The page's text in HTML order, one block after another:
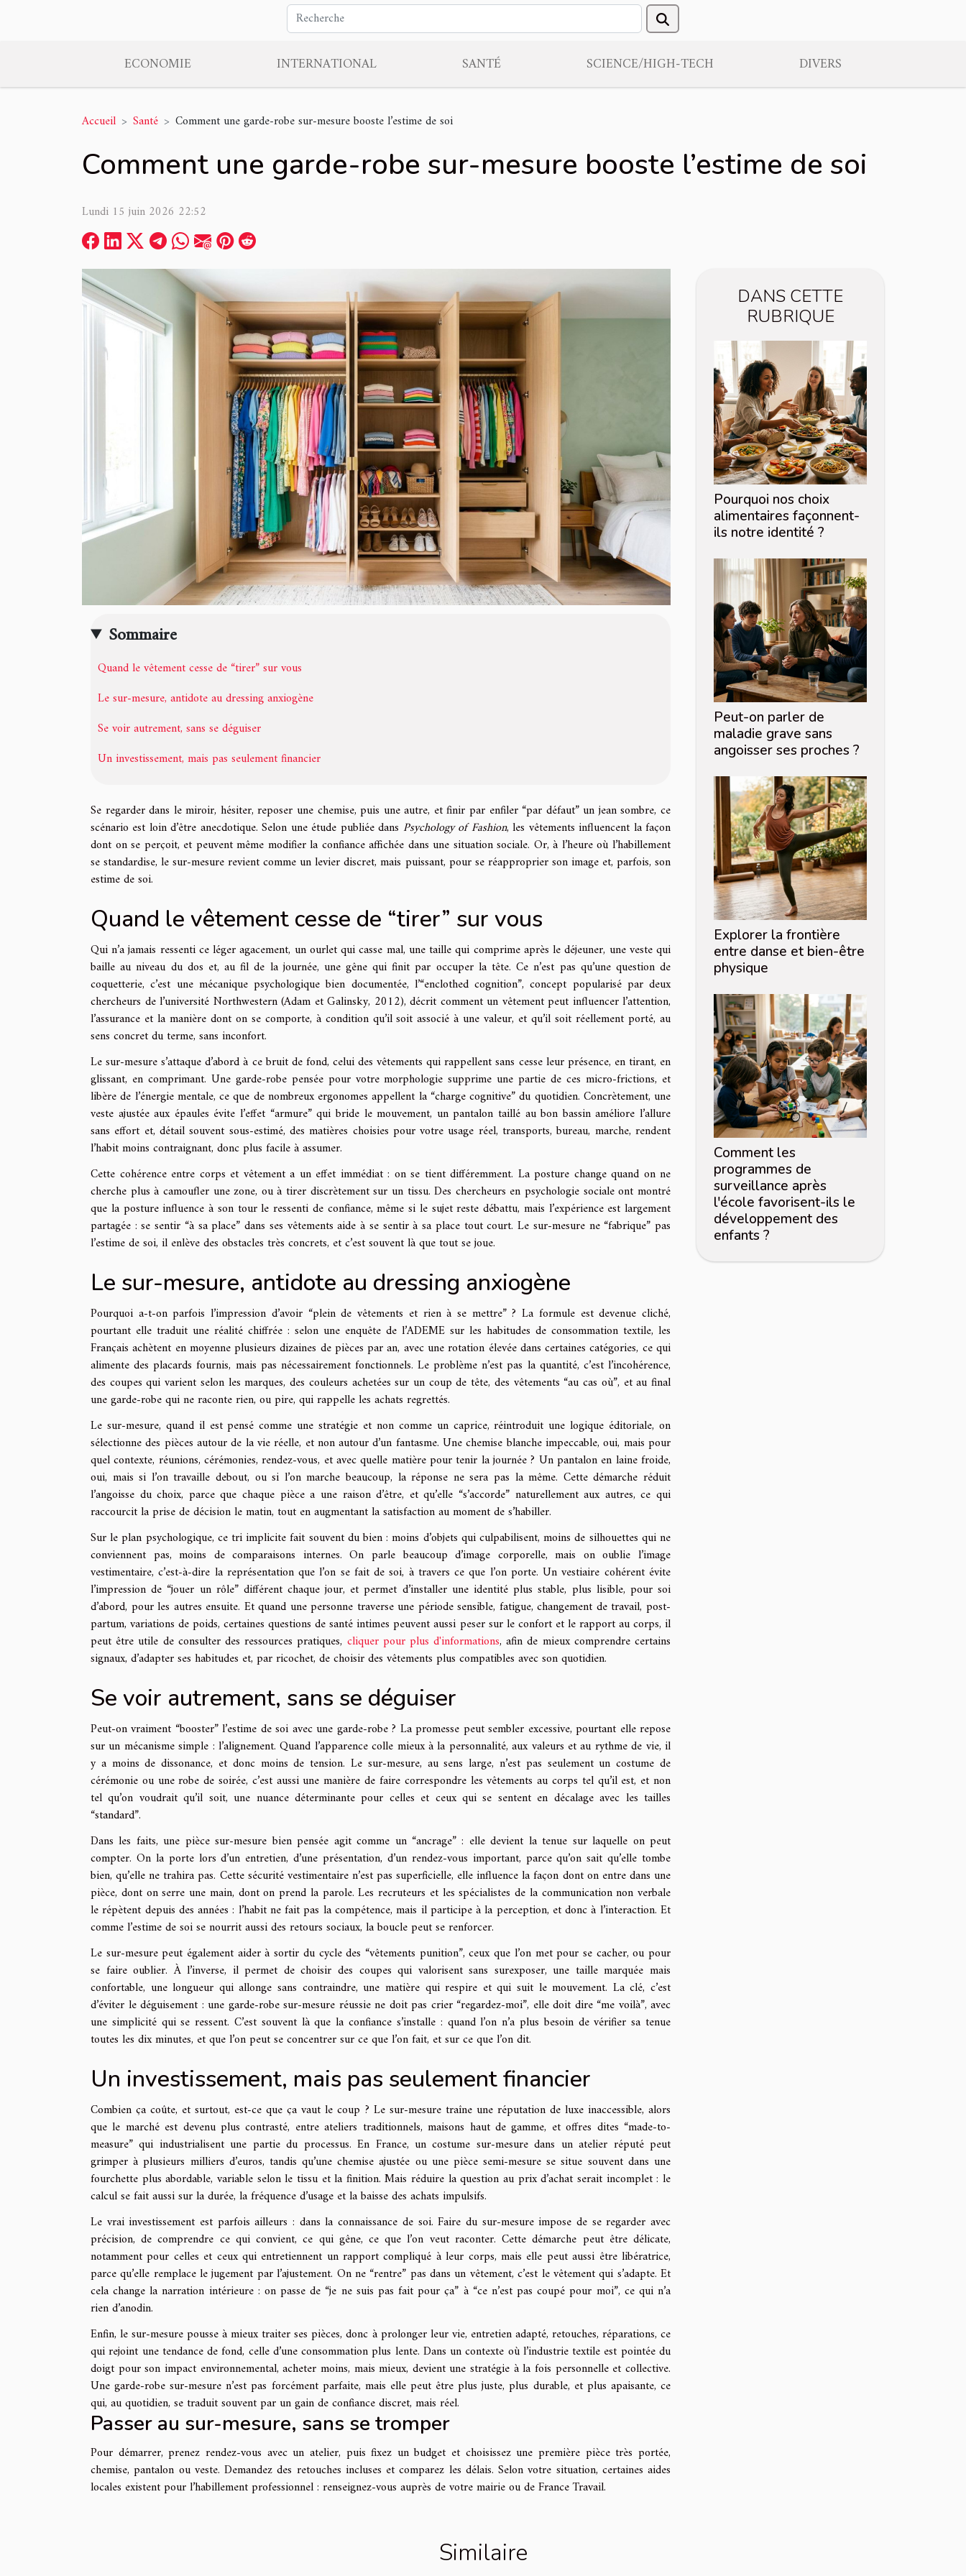
ECONOMIE INTERNATIONAL SANTÉ SCIENCE/HIGH-TECH DIVERS
Accueil Santé Comment une garde-robe sur-mesure booste l’estime de soi
Comment une garde-robe sur-mesure booste l’estime de soi
Lundi 15 juin 2026 22:52
Sommaire
Quand le vêtement cesse de “tirer” sur vous
Le sur-mesure, antidote au dressing anxiogène
Se voir autrement, sans se déguiser
Un investissement, mais pas seulement financier
Se regarder dans le miroir, hésiter, reposer une chemise, puis une autre, et finir par enfiler “par défaut” un jean sombre, ce
scénario est loin d’être anecdotique. Selon une étude publiée dans Psychology of Fashion, les vêtements influencent la façon
dont on se perçoit, et peuvent même modifier la confiance affichée dans une situation sociale. Or, à l’heure où l’habillement
se standardise, le sur-mesure revient comme un levier discret, mais puissant, pour se réapproprier son image et, parfois, son
estime de soi.
Quand le vêtement cesse de “tirer” sur vous
Qui n’a jamais ressenti ce léger agacement, un ourlet qui casse mal, une taille qui comprime après le déjeuner, une veste qui
baille au niveau du dos et, au fil de la journée, une gêne qui finit par occuper la tête. Ce n’est pas qu’une question de
coquetterie, c’est une mécanique psychologique bien documentée, l’“enclothed cognition”, concept popularisé par deux
chercheurs de l’université Northwestern (Adam et Galinsky, 2012), décrit comment un vêtement peut influencer l’attention,
l’assurance et la manière dont on se comporte, à condition qu’il soit associé à une valeur, et qu’il soit réellement porté, au
sens concret du terme, sans inconfort.
Le sur-mesure s’attaque d’abord à ce bruit de fond, celui des vêtements qui rappellent sans cesse leur présence, en tirant, en
glissant, en comprimant. Une garde-robe pensée pour votre morphologie supprime une partie de ces micro-frictions, et
libère de l’énergie mentale, ce que de nombreux ergonomes appellent la “charge cognitive” du quotidien. Concrètement, une
veste ajustée aux épaules évite l’effet “armure” qui bride le mouvement, un pantalon taillé au bon bassin améliore l’allure
sans effort et, détail souvent sous-estimé, des matières choisies pour votre usage réel, transports, bureau, marche, rendent
l’habit moins contraignant, donc plus facile à assumer.
Cette cohérence entre corps et vêtement a un effet immédiat : on se tient différemment. La posture change quand on ne
cherche plus à camoufler une zone, ou à tirer discrètement sur un tissu. Des chercheurs en psychologie sociale ont montré
que la posture influence à son tour le ressenti de confiance, même si le sujet reste débattu, mais l’expérience est largement
partagée : se sentir “à sa place” dans ses vêtements aide à se sentir à sa place tout court. Le sur-mesure ne “fabrique” pas
l’estime de soi, il enlève des obstacles très concrets, et c’est souvent là que tout se joue.
Le sur-mesure, antidote au dressing anxiogène
Pourquoi a-t-on parfois l’impression d’avoir “plein de vêtements et rien à se mettre” ? La formule est devenue cliché,
pourtant elle traduit une réalité chiffrée : selon une enquête de l’ADEME sur les habitudes de consommation textile, les
Français achètent en moyenne plusieurs dizaines de pièces par an, avec une rotation élevée dans certaines catégories, ce qui
alimente des placards fournis, mais pas nécessairement fonctionnels. Le problème n’est pas la quantité, c’est l’incohérence,
des coupes qui varient selon les marques, des couleurs achetées sur un coup de tête, des vêtements “au cas où”, et au final
une garde-robe qui ne raconte rien, ou pire, qui rappelle les achats regrettés.
Le sur-mesure, quand il est pensé comme une stratégie et non comme un caprice, réintroduit une logique éditoriale, on
sélectionne des pièces autour de la vie réelle, et non autour d’un fantasme. Une chemise blanche impeccable, oui, mais pour
quel contexte, réunions, cérémonies, rendez-vous, et avec quelle matière pour tenir la journée ? Un pantalon en laine froide,
oui, mais si l’on travaille debout, ou si l’on marche beaucoup, la réponse ne sera pas la même. Cette démarche réduit
l’angoisse du choix, parce que chaque pièce a une raison d’être, et qu’elle “s’accorde” naturellement aux autres, ce qui
raccourcit la prise de décision le matin, tout en augmentant la satisfaction au moment de s’habiller.
Sur le plan psychologique, ce tri implicite fait souvent du bien : moins d’objets qui culpabilisent, moins de silhouettes qui ne
conviennent pas, moins de comparaisons internes. On parle beaucoup d’image corporelle, mais on oublie l’image
vestimentaire, c’est-à-dire la représentation que l’on se fait de soi, à travers ce que l’on porte. Un vestiaire cohérent évite
l’impression de “jouer un rôle” différent chaque jour, et permet d’installer une identité plus stable, plus lisible, pour soi
d’abord, pour les autres ensuite. Et quand une personne traverse une période sensible, fatigue, changement de travail, post-
partum, variations de poids, certaines questions de santé intimes peuvent aussi peser sur le confort et le rapport au corps, il
peut être utile de consulter des ressources pratiques, cliquer pour plus d'informations, afin de mieux comprendre certains
signaux, d’adapter ses habitudes et, par ricochet, de choisir des vêtements plus compatibles avec son quotidien.
Se voir autrement, sans se déguiser
Peut-on vraiment “booster” l’estime de soi avec une garde-robe ? La promesse peut sembler excessive, pourtant elle repose
sur un mécanisme simple : l’alignement. Quand l’apparence colle mieux à la personnalité, aux valeurs et au rythme de vie, il
y a moins de dissonance, et donc moins de tension. Le sur-mesure, au sens large, n’est pas seulement un costume de
cérémonie ou une robe de soirée, c’est aussi une manière de faire correspondre les vêtements au corps tel qu’il est, et non
tel qu’on voudrait qu’il soit, une nuance déterminante pour celles et ceux qui se sentent en décalage avec les tailles
“standard”.
Dans les faits, une pièce sur-mesure bien pensée agit comme un “ancrage” : elle devient la tenue sur laquelle on peut
compter. On la porte lors d’un entretien, d’une présentation, d’un rendez-vous important, parce qu’on sait qu’elle tombe
bien, qu’elle ne trahira pas. Cette sécurité vestimentaire n’est pas superficielle, elle influence la façon dont on entre dans une
pièce, dont on serre une main, dont on prend la parole. Les recruteurs et les spécialistes de la communication non verbale
le répètent depuis des années : l’habit ne fait pas la compétence, mais il participe à la perception, et donc à l’interaction. Et
comme l’estime de soi se nourrit aussi des retours sociaux, la boucle peut se renforcer.
Le sur-mesure peut également aider à sortir du cycle des “vêtements punition”, ceux que l’on met pour se cacher, ou pour
se faire oublier. À l’inverse, il permet de choisir des coupes qui valorisent sans surexposer, une taille marquée mais
confortable, une longueur qui allonge sans contraindre, une matière qui respire et qui suit le mouvement. La clé, c’est
d’éviter le déguisement : une garde-robe sur-mesure réussie ne doit pas crier “regardez-moi”, elle doit dire “me voilà”, avec
une simplicité qui se ressent. C’est souvent là que la confiance s’installe : quand l’on n’a plus besoin de vérifier sa tenue
toutes les dix minutes, et que l’on peut se concentrer sur ce que l’on fait, et sur ce que l’on dit.
Un investissement, mais pas seulement financier
Combien ça coûte, et surtout, est-ce que ça vaut le coup ? Le sur-mesure traîne une réputation de luxe inaccessible, alors
que le marché est devenu plus contrasté, entre ateliers traditionnels, maisons haut de gamme, et offres dites “made-to-
measure” qui industrialisent une partie du processus. En France, un costume sur-mesure dans un atelier réputé peut
grimper à plusieurs milliers d’euros, tandis qu’une chemise ajustée ou une pièce semi-mesure se situe souvent dans une
fourchette plus abordable, variable selon le tissu et la finition. Mais réduire la question au prix d’achat serait incomplet : le
calcul se fait aussi sur la durée, la fréquence d’usage et la baisse des achats impulsifs.
Le vrai investissement est parfois ailleurs : dans la connaissance de soi. Faire du sur-mesure impose de se regarder avec
précision, de comprendre ce qui convient, ce qui gêne, ce que l’on veut raconter. Cette démarche peut être délicate,
notamment pour celles et ceux qui entretiennent un rapport compliqué à leur corps, mais elle peut aussi être libératrice,
parce qu’elle remplace le jugement par l’ajustement. On ne “rentre” pas dans un vêtement, c’est le vêtement qui s’adapte. Et
cela change la narration intérieure : on passe de “je ne suis pas fait pour ça” à “ce n’est pas coupé pour moi”, ce qui n’a
rien d’anodin.
Enfin, le sur-mesure pousse à mieux traiter ses pièces, donc à prolonger leur vie, entretien adapté, retouches, réparations, ce
qui rejoint une tendance de fond, celle d’une consommation plus lente. Dans un contexte où l’industrie textile est pointée du
doigt pour son impact environnemental, acheter moins, mais mieux, devient une stratégie à la fois personnelle et collective.
Une garde-robe sur-mesure n’est pas forcément parfaite, mais elle peut être plus juste, plus durable, et plus apaisante, ce
qui, au quotidien, se traduit souvent par un gain de confiance discret, mais réel.
Passer au sur-mesure, sans se tromper
Pour démarrer, prenez rendez-vous avec un atelier, puis fixez un budget et choisissez une première pièce très portée,
chemise, pantalon ou veste. Demandez des retouches incluses et comparez les délais. Selon votre situation, certaines aides
locales existent pour l’habillement professionnel : renseignez-vous auprès de votre mairie ou de France Travail.
DANS CETTE
RUBRIQUE
Pourquoi nos choix
alimentaires façonnent-
ils notre identité ?
Peut-on parler de
maladie grave sans
angoisser ses proches ?
Explorer la frontière
entre danse et bien-être
physique
Comment les
programmes de
surveillance après
l'école favorisent-ils le
développement des
enfants ?
Similaire